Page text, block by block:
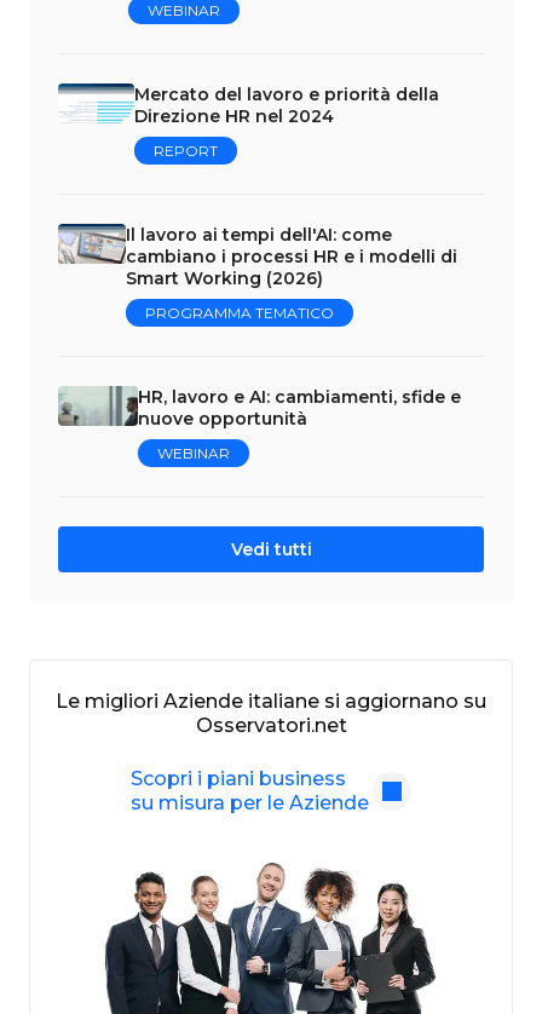
WEBINAR
Mercato del lavoro e priorità della
Direzione HR nel 2024
REPORT
Il lavoro ai tempi dell'AI: come
cambiano i processi HR e i modelli di
Smart Working (2026)
PROGRAMMA TEMATICO
HR, lavoro e AI: cambiamenti, sfide e
nuove opportunità
WEBINAR
Vedi tutti
Le migliori Aziende italiane si aggiornano su
Osservatori.net
Scopri i piani business
su misura per le Aziende